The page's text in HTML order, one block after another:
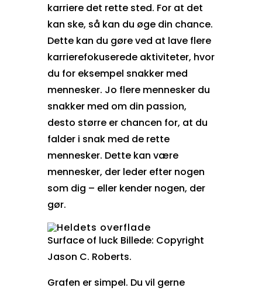
karriere det rette sted. For at det
kan ske, så kan du øge din chance.
Dette kan du gøre ved at lave flere
karrierefokuserede aktiviteter, hvor
du for eksempel snakker med
mennesker. Jo flere mennesker du
snakker med om din passion,
desto større er chancen for, at du
falder i snak med de rette
mennesker. Dette kan være
mennesker, der leder efter nogen
som dig – eller kender nogen, der
gør.
Surface of luck Billede: Copyright
Jason C. Roberts.
Grafen er simpel. Du vil gerne